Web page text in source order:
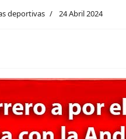
deportivas 24 Abril 2024